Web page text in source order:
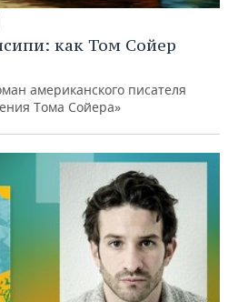
как Том Сойер
американского писателя
Тома Сойера»